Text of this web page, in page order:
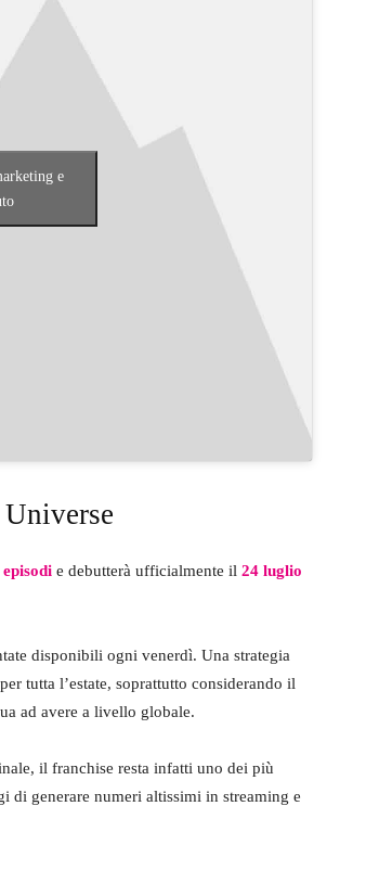
e
episodi e debutterà ufficialmente il 24 luglio
disponibili ogni venerdì. Una strategia
tutta l’estate, soprattutto considerando il
ad avere a livello globale.
il franchise resta infatti uno dei più
di generare numeri altissimi in streaming e